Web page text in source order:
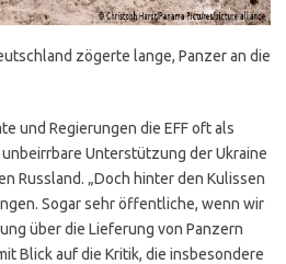
zögerte lange, Panzer an die
und Regierungen die EFF oft als
Unterstützung der Ukraine
Russland. „Doch hinter den Kulissen
Sogar sehr öffentliche, wenn wir
über die Lieferung von Panzern
Blick auf die Kritik, die insbesondere